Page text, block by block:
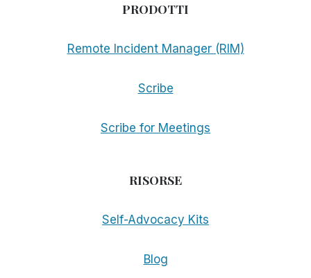
PRODOTTI
Remote Incident Manager (RIM)
Scribe
Scribe for Meetings
RISORSE
Self-Advocacy Kits
Blog